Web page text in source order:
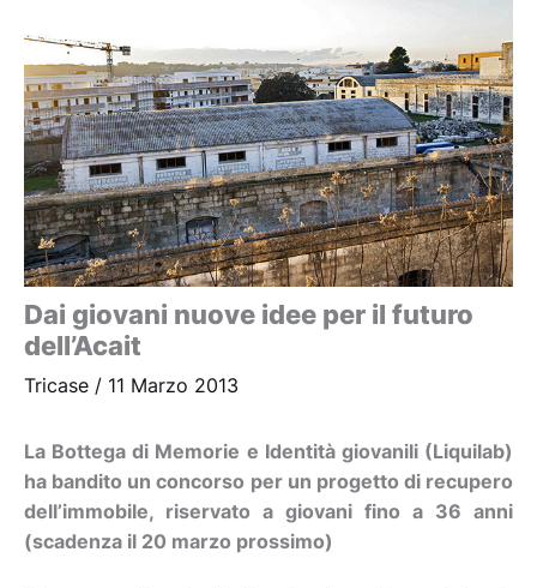
Dai giovani nuove idee per il futuro
dell’Acait
Tricase / 11 Marzo 2013
La Bottega di Memorie e Identità giovanili (Liquilab)
ha bandito un concorso per un progetto di recupero
dell’immobile, riservato a giovani fino a 36 anni
(scadenza il 20 marzo prossimo)